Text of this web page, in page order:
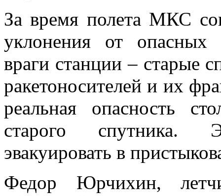
За время полета МКС
уклонения от опасных
враги станции – старые
ракетоносителей и их
реальная опасность
старого спутника.
эвакуировать в
Федор Юрчихин,